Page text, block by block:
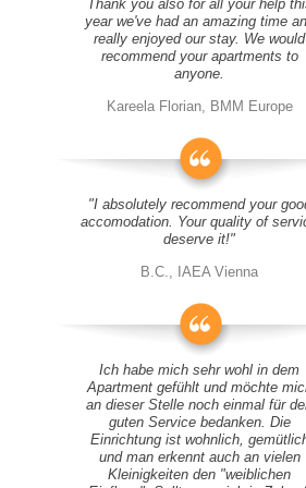
Thank you also for all your help
year we've had an amazing time
really enjoyed our stay. We would
recommend your apartments to
anyone.
Kareela Florian, BMM Europe
"I absolutely recommend your
accomodation. Your quality of
deserve it!"
B.C., IAEA Vienna
Ich habe mich sehr wohl in dem
Apartment gefühlt und möchte
an dieser Stelle noch einmal für
guten Service bedanken. Die
Einrichtung ist wohnlich,
und man erkennt auch an vielen
Kleinigkeiten den "weiblichen